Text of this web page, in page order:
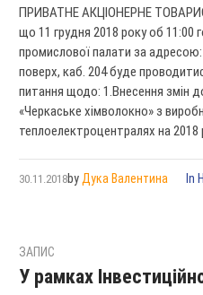
ПРИВАТНЕ АКЦІОНЕРНЕ
що 11 грудня 2018 року об 11:00
промислової палати за адресою:
поверх, каб. 204 буде
питання щодо: 1.Внесення змін
«Черкаське хімволокно» з
теплоелектроцентралях на 2018
30.11.2018by Дука Валентина In
ЗАПИС
У рамках